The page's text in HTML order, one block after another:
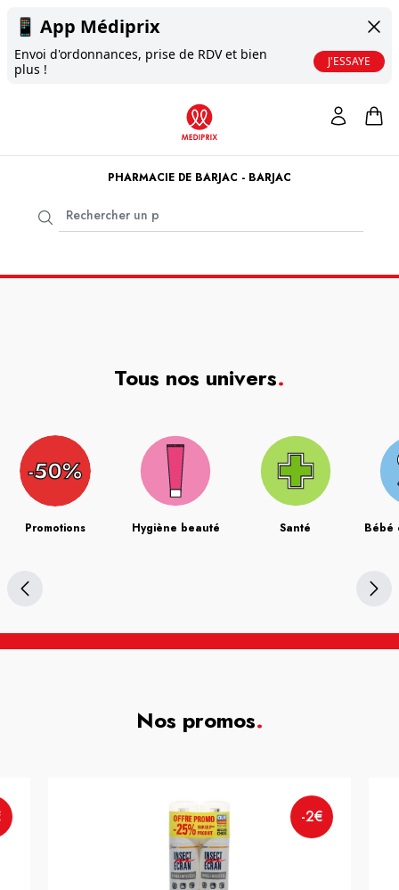
📱 App Médiprix
Envoi d'ordonnances, prise de RDV et bien
plus !
J'ESSAYE
PHARMACIE DE BARJAC - BARJAC
Tous nos univers.
Promotions Hygiène beauté Santé Bébé
Nos promos.
-2€